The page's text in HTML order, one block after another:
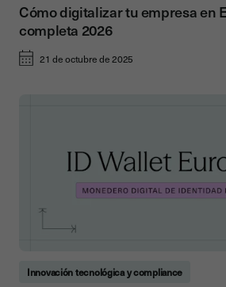
Cómo digitalizar tu empresa en
completa 2026
21 de octubre de 2025
Innovación tecnológica y compliance